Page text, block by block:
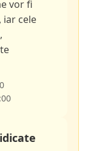
vor fi
iar cele